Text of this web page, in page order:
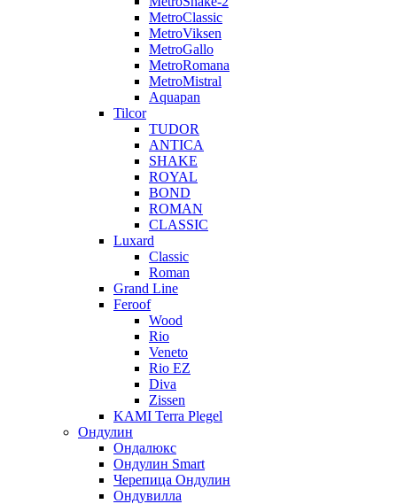
MetroClassic
MetroViksen
MetroGallo
MetroRomana
MetroMistral
Aquapan
Tilcor
TUDOR
ANTICA
SHAKE
ROYAL
BOND
ROMAN
CLASSIC
Luxard
Classic
Roman
Grand Line
Feroof
Wood
Rio
Veneto
Rio EZ
Diva
Zissen
KAMI Terra Plegel
Ондулин
Ондалюкс
Ондулин Smart
Черепица Ондулин
Ондувилла